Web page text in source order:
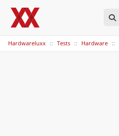
Hardwareluxx Tests Hardware